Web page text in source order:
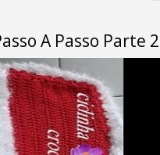
A Passo Parte 2